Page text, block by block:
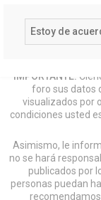
IMPORTANTE:
foro sus datos
visualizados por
condiciones usted
Asimismo, le
no se hará
publicados por
personas puedan